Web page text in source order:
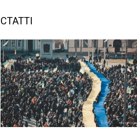
СТАТТІ